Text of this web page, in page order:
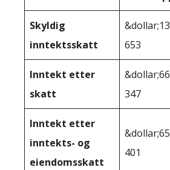
Skyldig
inntektsskatt
&dollar;13
653
Inntekt etter
skatt
&dollar;66
347
Inntekt etter
inntekts- og
eiendomsskatt
&dollar;65
401